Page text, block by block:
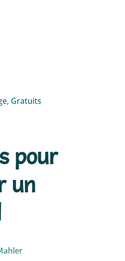
, Gratuits
pour
un